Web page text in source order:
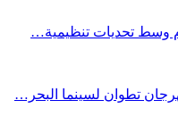
وسط تحديات تنظيمية…